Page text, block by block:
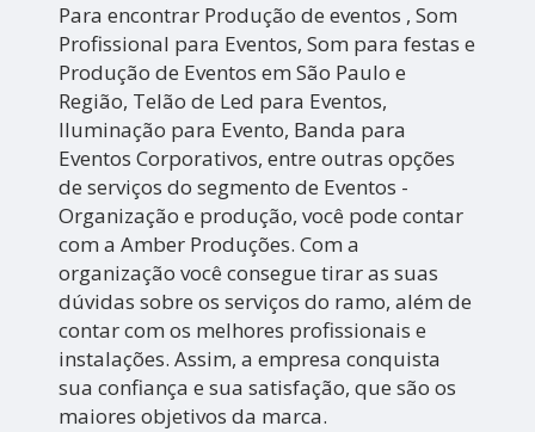
Para encontrar Produção de eventos , Som
Profissional para Eventos, Som para festas e
Produção de Eventos em São Paulo e
Região, Telão de Led para Eventos,
Iluminação para Evento, Banda para
Eventos Corporativos, entre outras opções
de serviços do segmento de Eventos -
Organização e produção, você pode contar
com a Amber Produções. Com a
organização você consegue tirar as suas
dúvidas sobre os serviços do ramo, além de
contar com os melhores profissionais e
instalações. Assim, a empresa conquista
sua confiança e sua satisfação, que são os
maiores objetivos da marca.